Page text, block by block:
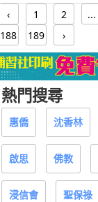
‹ 1 2 ...
188
189 ›
熱門搜尋
惠僑 沈香林
啟思 佛教
浸信會 聖保祿